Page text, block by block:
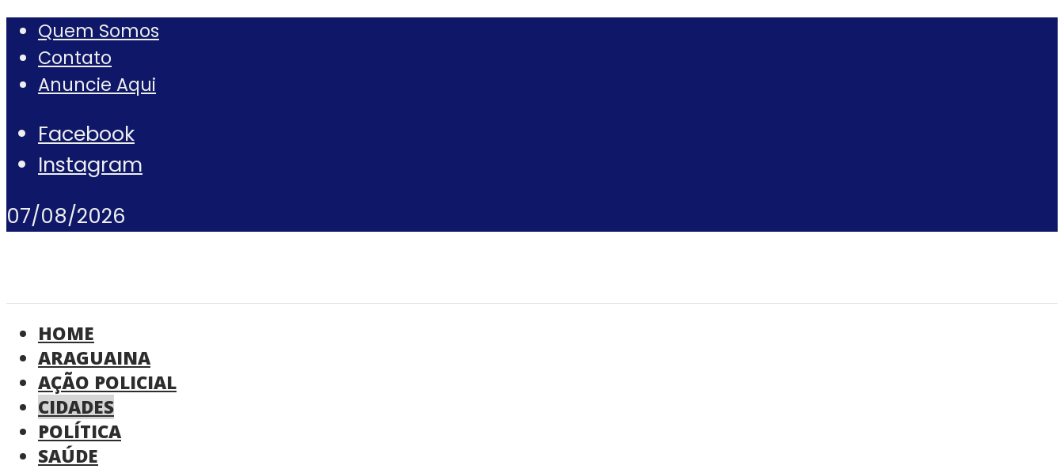
Quem Somos
Contato
Anuncie Aqui
Facebook
Instagram
07/08/2026
HOME
ARAGUAINA
AÇÃO POLICIAL
CIDADES
POLÍTICA
SAÚDE